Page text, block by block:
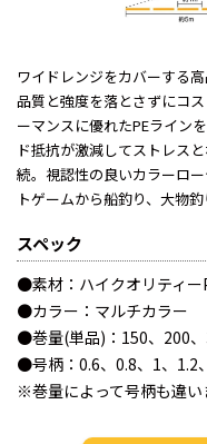
ワイドレンジをカバーする
品質と強度を落とさずにコ
ーマンスに優れたPEライン
ド抵抗が激減してストレス
続。視認性の良いカラーロ
トゲームから船釣り、大物
スペック
●素材：ハイクオリティー
●カラー：マルチカラー
●巻量(単品)：150、200
●号柄：0.6、0.8、1、1.2
※巻量によって号柄も違い